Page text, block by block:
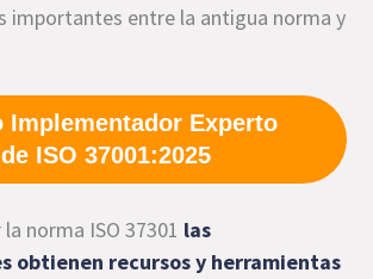
importantes entre la antigua norma y
Implementador Experto
de ISO 37001:2025
norma ISO 37301 las
obtienen recursos y herramientas